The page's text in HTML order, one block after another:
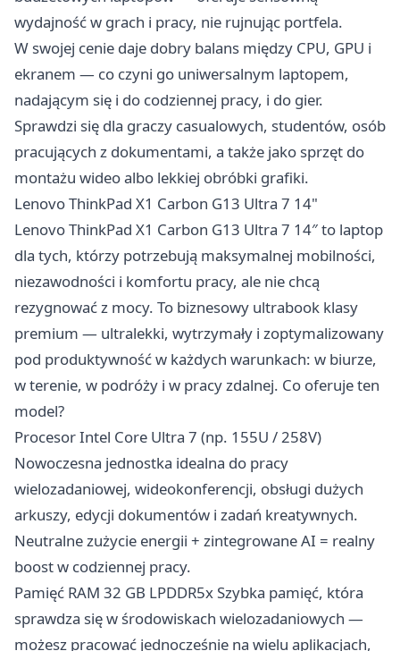
wydajność w grach i pracy, nie rujnując portfela.
W swojej cenie daje dobry balans między CPU, GPU i
ekranem — co czyni go uniwersalnym laptopem,
nadającym się i do codziennej pracy, i do gier.
Sprawdzi się dla graczy casualowych, studentów, osób
pracujących z dokumentami, a także jako sprzęt do
montażu wideo albo lekkiej obróbki grafiki.
Lenovo ThinkPad X1 Carbon G13 Ultra 7 14"
Lenovo ThinkPad X1 Carbon G13 Ultra 7 14″ to laptop
dla tych, którzy potrzebują maksymalnej mobilności,
niezawodności i komfortu pracy, ale nie chcą
rezygnować z mocy. To biznesowy ultrabook klasy
premium — ultralekki, wytrzymały i zoptymalizowany
pod produktywność w każdych warunkach: w biurze,
w terenie, w podróży i w pracy zdalnej. Co oferuje ten
model?
Procesor Intel Core Ultra 7 (np. 155U / 258V)
Nowoczesna jednostka idealna do pracy
wielozadaniowej, wideokonferencji, obsługi dużych
arkuszy, edycji dokumentów i zadań kreatywnych.
Neutralne zużycie energii + zintegrowane AI = realny
boost w codziennej pracy.
Pamięć RAM 32 GB LPDDR5x Szybka pamięć, która
sprawdza się w środowiskach wielozadaniowych —
możesz pracować jednocześnie na wielu aplikacjach,